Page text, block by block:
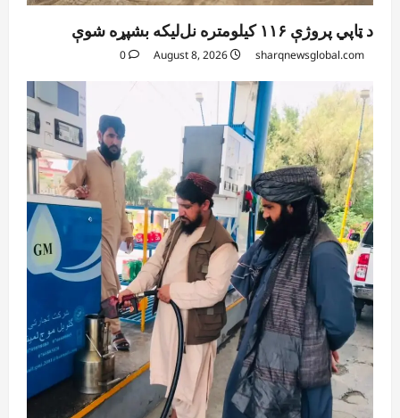
د ټاپي پروژې ۱۱۶ کیلومتره نل‌لیکه بشپړه شوې
sharqnewsglobal.com
0